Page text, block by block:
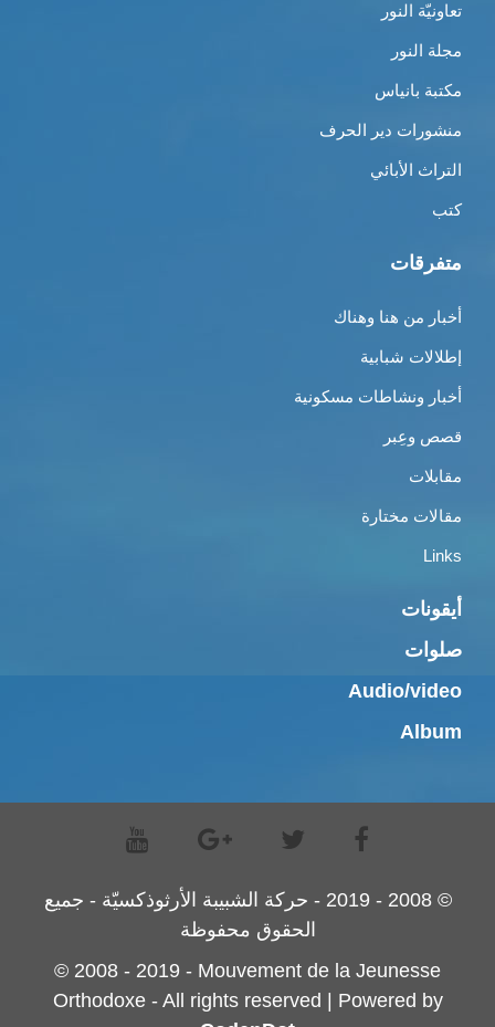
تعاونيّة النور
مجلة النور
مكتبة بانياس
منشورات دير الحرف
التراث الأبائي
كتب
متفرقات
أخبار من هنا وهناك
إطلالات شبابية
أخبار ونشاطات مسكونية
قصص وعِبر
مقابلات
مقالات مختارة
Links
أيقونات
صلوات
Audio/video
Album
© 2008 - 2019 - حركة الشبيبة الأرثوذكسيّة - جميع
الحقوق محفوظة
© 2008 - 2019 - Mouvement de la Jeunesse
Orthodoxe - All rights reserved | Powered by